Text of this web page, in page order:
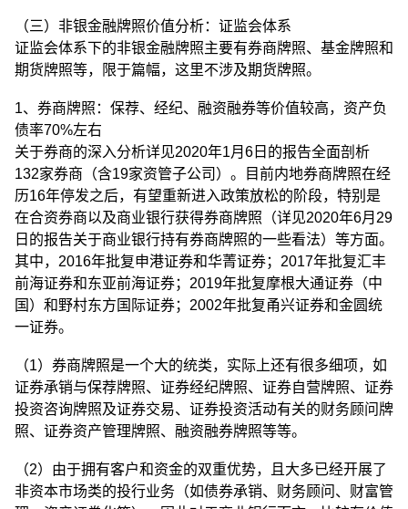
（三）非银金融牌照价值分析：证监会体系
证监会体系下的非银金融牌照主要有券商牌照、基金牌照和
期货牌照等，限于篇幅，这里不涉及期货牌照。
1、券商牌照：保荐、经纪、融资融券等价值较高，资产负
债率70%左右
关于券商的深入分析详见2020年1月6日的报告全面剖析
132家券商（含19家资管子公司）。目前内地券商牌照在经
历16年停发之后，有望重新进入政策放松的阶段，特别是
在合资券商以及商业银行获得券商牌照（详见2020年6月29
日的报告关于商业银行持有券商牌照的一些看法）等方面。
其中，2016年批复申港证券和华菁证券；2017年批复汇丰
前海证券和东亚前海证券；2019年批复摩根大通证券（中
国）和野村东方国际证券；2002年批复甬兴证券和金圆统
一证券。
（1）券商牌照是一个大的统类，实际上还有很多细项，如
证券承销与保荐牌照、证券经纪牌照、证券自营牌照、证券
投资咨询牌照及证券交易、证券投资活动有关的财务顾问牌
照、证券资产管理牌照、融资融券牌照等等。
（2）由于拥有客户和资金的双重优势，且大多已经开展了
非资本市场类的投行业务（如债券承销、财务顾问、财富管